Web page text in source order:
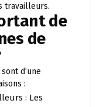
travailleurs.
de
de
d’une
:
: Les